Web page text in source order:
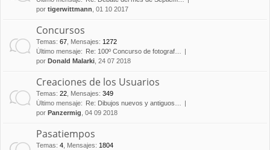
por tigerwittmann , 01 10 2017
Concursos
Temas: 67 Mensajes: 1272
Último mensaje:
Re: 100º Concurso de fotograf…
por Donald Malarki , 24 07 2018
Creaciones de los Usuarios
Temas: 22 Mensajes: 349
Último mensaje:
Re: Dibujos nuevos y antiguos…
por Panzermig , 04 09 2018
Pasatiempos
Temas: 4 Mensajes: 1804